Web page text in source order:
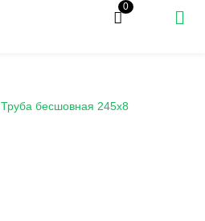
0
Труба бесшовная 245х8